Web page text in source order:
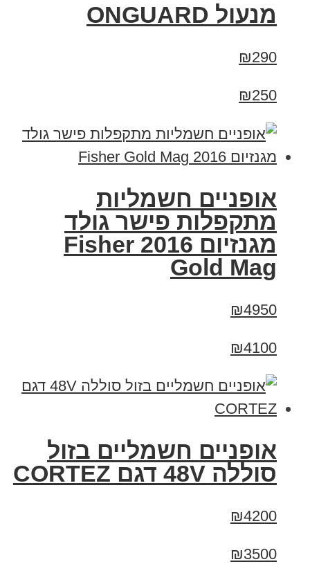
מנעול ONGUARD
₪290
₪250
אופניים חשמליות
מתקפלות פישר גולד
מגנזיום 2016 Fisher
Gold Mag
₪4950
₪4100
אופניים חשמליים בזול
סוללה 48V דגם CORTEZ
₪4200
₪3500